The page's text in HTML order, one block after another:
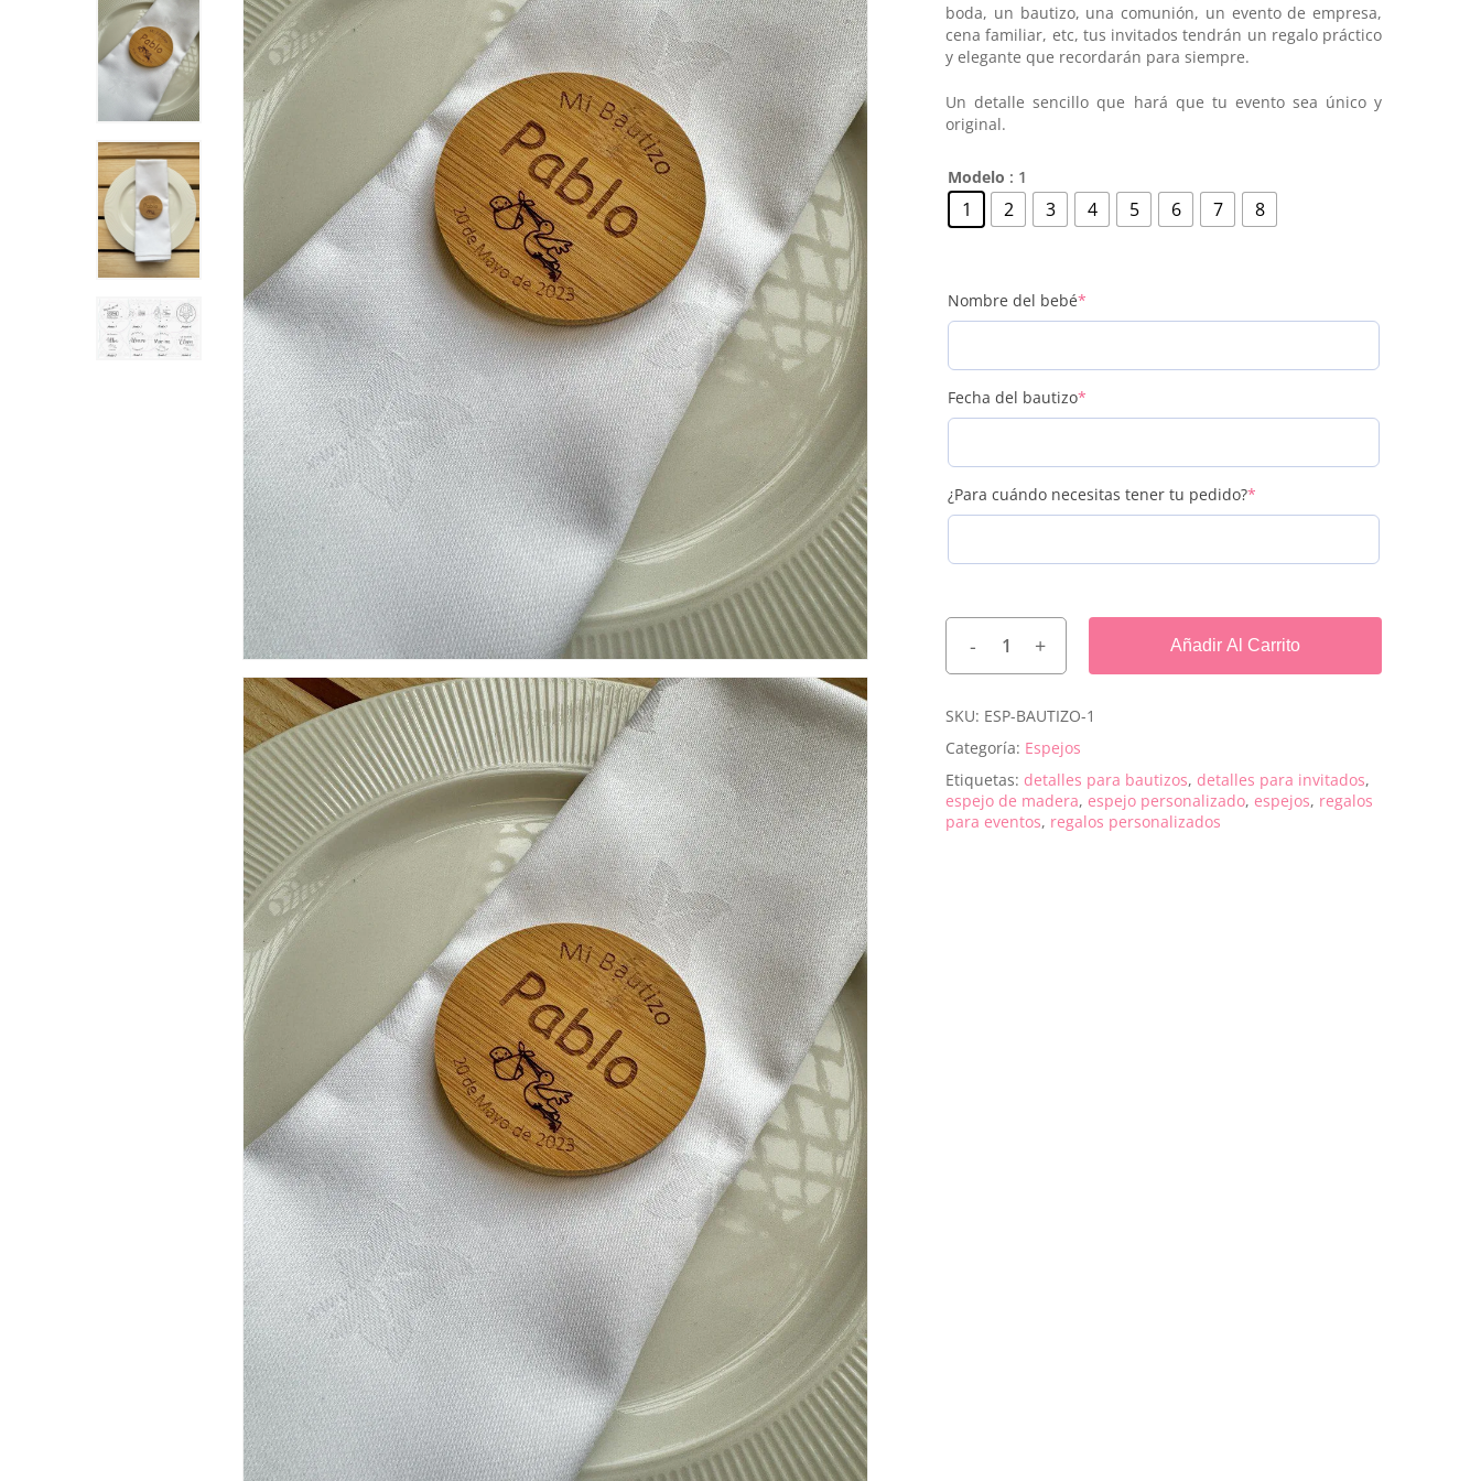
Joyeros
Petacas
boda, un bautizo, una comunión, un evento de empresa,
cena familiar, etc, tus invitados tendrán un regalo práctico
y elegante que recordarán para siempre.
Un detalle sencillo que hará que tu evento sea único y
original.
Modelo : 1
1 2 3 4 5 6 7 8
Nombre del bebé*
Fecha del bautizo*
¿Para cuándo necesitas tener tu pedido?*
Añadir Al Carrito
SKU: ESP-BAUTIZO-1
Categoría: Espejos
Etiquetas: detalles para bautizos, detalles para invitados,
espejo de madera,espejo personalizado,espejos, regalos
para eventos, regalos personalizados